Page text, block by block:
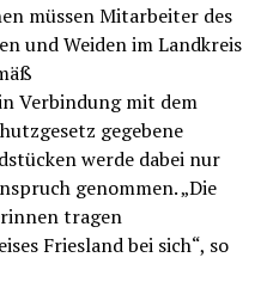
müssen Mitarbeiter des
und Weiden im Landkreis
Verbindung mit dem
gegebene
werde dabei nur
genommen. „Die
tragen
Friesland bei sich“, so